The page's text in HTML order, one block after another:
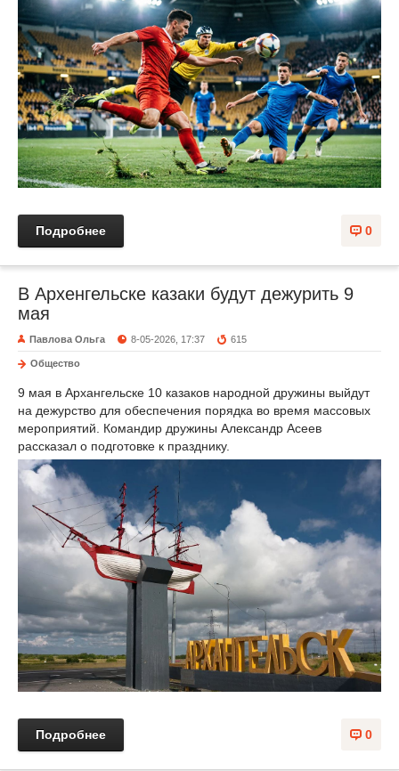
0
Подробнее
В Архенгельске казаки будут дежурить 9
мая
Павлова Ольга 8-05-2026, 17:37 615
Общество
9 мая в Архангельске 10 казаков народной дружины выйдут
на дежурство для обеспечения порядка во время массовых
мероприятий. Командир дружины Александр Асеев
рассказал о подготовке к празднику.
0
Подробнее